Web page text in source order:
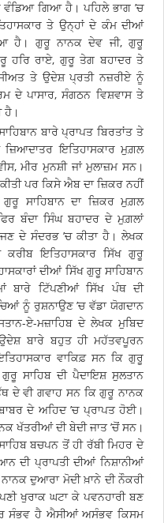
ਗਿਆ ਹੈ। ਪਹਿਲੇ ਭਾਗ ’ਚ
ਤੇ ਉਨ੍ਹਾਂ ਦੇ ਕੰਮ ਦੀਆਂ
ਹੈ। ਗੁਰੂ ਨਾਨਕ ਦੇਵ ਜੀ, ਗੁਰੂ
ਹਰਿ ਰਾਏ, ਗੁਰੂ ਤੇਗ ਬਹਾਦਰ ਤੇ
ਤੇ ਉਦੇਸ਼ ਪ੍ਰਤੀ ਨਜ਼ਰੀਏ ਨੂੰ
ਦੇ ਪਾਸਾਰ, ਸੰਗਠਨ ਵਿਸ਼ਵਾਸ ਤੇ
ਹੈ।
ਬਾਰੇ ਪ੍ਰਾਪਤ ਬਿਰਤਾਂਤ ਤੇ
ਇਤਿਹਾਸਕਾਰ ਮੁਗ਼ਲ
ਮੀਰ ਮੁਨਸ਼ੀ ਜਾਂ ਮੁਲਾਜ਼ਮ ਸਨ।
ਪਰ ਕਿਸੇ ਐਬ ਦਾ ਜ਼ਿਕਰ ਨਹੀਂ
ਗੁਰੂ ਸਾਹਿਬਾਨ ਦਾ ਜ਼ਿਕਰ ਮੁਗ਼ਲ
ਬੰਦਾ ਸਿੰਘ ਬਹਾਦਰ ਦੇ ਮੁਗ਼ਲਾਂ
ਦੇ ਸੰਦਰਭ ’ਚ ਕੀਤਾ ਹੈ। ਲੇਖਕ
ਕਰੀਬ ਇਤਿਹਾਸਕਾਰ ਸਿੱਖ ਗੁਰੂ
ਦੀਆਂ ਸਿੱਖ ਗੁਰੂ ਸਾਹਿਬਾਨ
ਬਾਰੇ ਟਿੱਪਣੀਆਂ ਸਿੱਖ ਪੰਥ ਦੀ
ਨੂੰ ਰੁਸ਼ਨਾਉਣ ’ਚ ਵੱਡਾ ਯੋਗਦਾਨ
ਏ-ਮਜ਼ਾਹਿਬ ਦੇ ਲੇਖਕ ਮੁਬਿਦ
ਬਾਰੇ ਬਹੁਤ ਹੀ ਮਹੱਤਵਪੂਰਨ
ਵਾਕਿਫ਼ ਸਨ ਕਿ ਗੁਰੂ
ਸਾਹਿਬ ਦੀ ਪੈਦਾਇਸ਼ ਸੁਲਤਾਨ
ਦੇ ਵੀ ਗਵਾਹ ਸਨ ਕਿ ਗੁਰੂ ਨਾਨਕ
ਦੇ ਅਹਿਦ ’ਚ ਪ੍ਰਾਪਤ ਹੋਈ।
ਖੱਤਰੀਆਂ ਦੀ ਬੇਦੀ ਜਾਤ ’ਚੋਂ ਸਨ।
ਬਚਪਨ ਤੋਂ ਹੀ ਰੱਬੀ ਮਿਹਰ ਦੇ
ਦੀ ਪ੍ਰਾਪਤੀ ਦੀਆਂ ਨਿਸ਼ਾਨੀਆਂ
ਦੁਆਰਾ ਮੋਦੀ ਖ਼ਾਨੇ ਦੀ ਨੌਕਰੀ
ਖੁਰਾਕ ਘਟਾ ਕੇ ਪਵਨਹਾਰੀ ਬਣ
ਸੰਭਵ ਹੈ ਐਸੀਆਂ ਅਸੰਭਵ ਕਿਸਮ